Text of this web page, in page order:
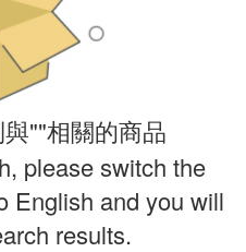
""相關的商品
please switch the
English and you will
results.